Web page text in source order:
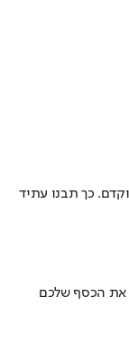
כך תבנו עתיד
את הכסף שלכם